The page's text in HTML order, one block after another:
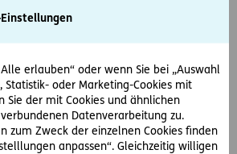
erlauben“ oder wenn Sie bei „Auswahl
Statistik- oder Marketing-Cookies mit
Sie der mit Cookies und ähnlichen
Datenverarbeitung zu.
zum Zweck der einzelnen Cookies finden
anpassen“. Gleichzeitig willigen
mit „JA“ auf die SMS zu
Genuss der Vorteile zu kommen.
dass man einen Link samt Code
man in die Kostenfalle.
gegen derartige
wehren?
ist besser! Wenn Sie eine